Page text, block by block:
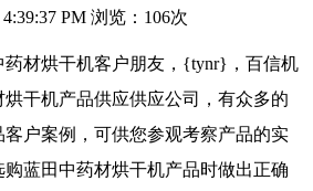
PM 浏览：106次
材烘干机客户朋友，{tynr}，百信机
干机产品供应供应公司，有众多的
户案例，可供您参观考察产品的实
蓝田中药材烘干机产品时做出正确